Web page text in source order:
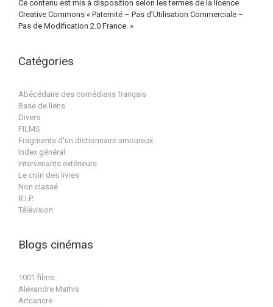
Ce contenu est mis à disposition selon les termes de la licence
Creative Commons « Paternité – Pas d’Utilisation Commerciale –
Pas de Modification 2.0 France. »
Catégories
Abécédaire des comédiens français
Base de liens
Divers
FILMS
Fragments d'un dictionnaire amoureux
Index général
Intervenants extérieurs
Le coin des livres
Non classé
R.I.P.
Télévision
Blogs cinémas
1001 films
Alexandre Mathis
Artcancre